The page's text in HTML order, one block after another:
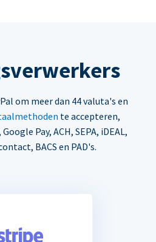
om meer dan 44 valuta's en
te accepteren,
Pay, ACH, SEPA, iDEAL,
BACS en PAD's.